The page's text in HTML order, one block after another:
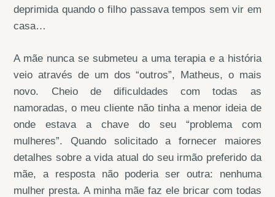
deprimida quando o filho passava tempos sem vir em
casa…
A mãe nunca se submeteu a uma terapia e a história
veio através de um dos “outros”, Matheus, o mais
novo. Cheio de dificuldades com todas as
namoradas, o meu cliente não tinha a menor ideia de
onde estava a chave do seu “problema com
mulheres”. Quando solicitado a fornecer maiores
detalhes sobre a vida atual do seu irmão preferido da
mãe, a resposta não poderia ser outra: nenhuma
mulher presta. A minha mãe faz ele bricar com todas